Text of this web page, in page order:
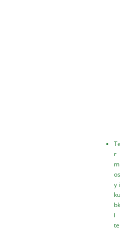
Te
r
m
os
y i
ku
bk
i
te